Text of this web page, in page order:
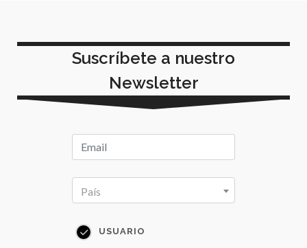
Suscríbete a nuestro
Newsletter
País
USUARIO